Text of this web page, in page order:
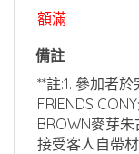
額滿
備註
**註:1. 參加者
FRIENDS
BROWN麥芽
接受客人自帶